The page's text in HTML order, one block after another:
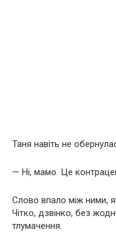
Таня навіть не
— Ні, мамо. Це
Слово впало між ними,
Чітко, дзвінко, без
тлумачення.